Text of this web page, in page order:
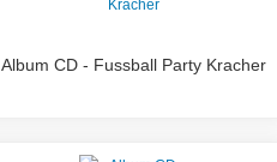
Album CD - Fussball Party Kracher